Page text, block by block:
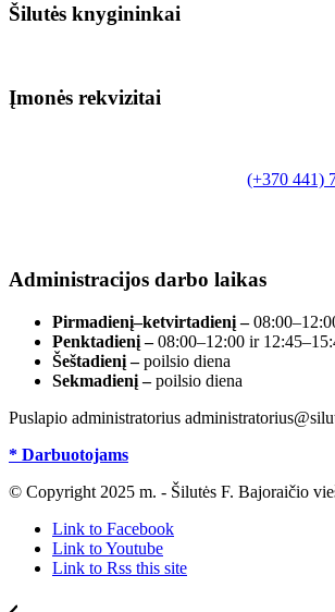
Šilutės knygininkai
Įmonės rekvizitai
(+370 441)
Administracijos darbo laikas
Pirmadienį–ketvirtadienį –
Penktadienį –08:00–12:00 ir
Šeštadienį –poilsio diena
Sekmadienį –poilsio diena
Puslapio administratorius
* Darbuotojams
© Copyright 2025 m. - Šilutės F. Bajoraičio
Link to Facebook
Link to Youtube
Link to Rss this site